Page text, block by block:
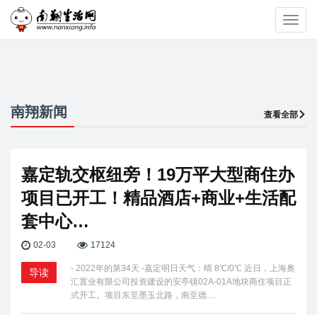
南翔新闻 查看全部
嘉定轨交枢纽旁！19万平大型商住办
项目已开工！精品酒店+商业+生活配
套中心…
02-03 17124
导读
- 2022年的第34天 -嘉定明日天气：晴 8℃/0℃ 近日，上海奥
汇置业有限公司投资建设的安亭镇02A-01A地块商住项目正
式开工。项目东至墨玉北路，南至德…